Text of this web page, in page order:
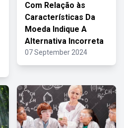
Com Relação às
Características Da
Moeda Indique A
Alternativa Incorreta
07 September 2024